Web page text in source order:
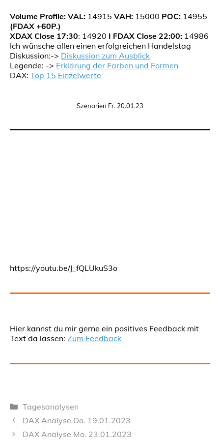
Volume Profile: VAL: 14915 VAH: 15000 POC: 14955
(FDAX +60P.)
XDAX Close 17:30: 14920 I FDAX Close 22:00: 14986
Ich wünsche allen einen erfolgreichen Handelstag
Diskussion:-> Diskussion zum Ausblick
Legende: -> Erklärung der Farben und Formen
DAX: Top 15 Einzelwerte
Szenarien Fr. 20.01.23
https://youtu.be/J_fQLUkuS3o
Hier kannst du mir gerne ein positives Feedback mit
Text da lassen: Zum Feedback
Kategorien
Tagesanalysen
DAX Analyse Do. 19.01.2023
DAX Analyse Mo. 23.01.2023